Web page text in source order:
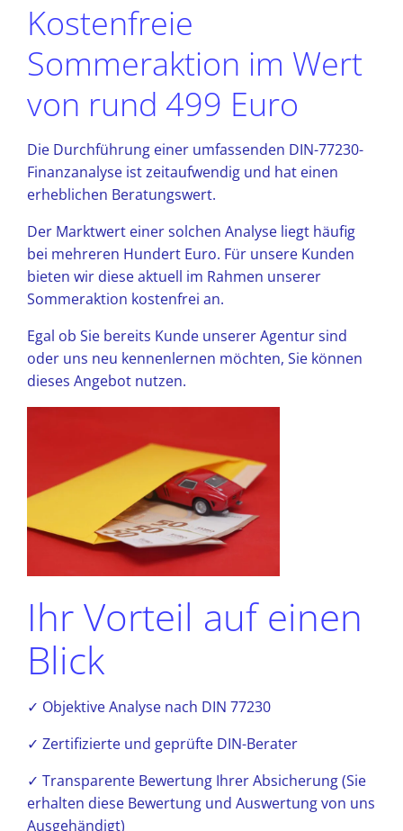
Kostenfreie
Sommeraktion im Wert
von rund 499 Euro
Die Durchführung einer umfassenden DIN-77230-
Finanzanalyse ist zeitaufwendig und hat einen
erheblichen Beratungswert.
Der Marktwert einer solchen Analyse liegt häufig
bei mehreren Hundert Euro. Für unsere Kunden
bieten wir diese aktuell im Rahmen unserer
Sommeraktion kostenfrei an.
Egal ob Sie bereits Kunde unserer Agentur sind
oder uns neu kennenlernen möchten, Sie können
dieses Angebot nutzen.
Ihr Vorteil auf einen
Blick
✓ Objektive Analyse nach DIN 77230
✓ Zertifizierte und geprüfte DIN-Berater
✓ Transparente Bewertung Ihrer Absicherung (Sie
erhalten diese Bewertung und Auswertung von uns
Ausgehändigt)